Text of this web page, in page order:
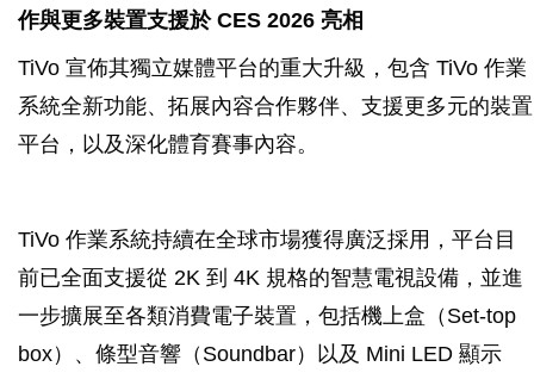
作與更多裝置支援於 CES 2026 亮相
TiVo 宣佈其獨立媒體平台的重大升級，包含 TiVo 作業
系統全新功能、拓展內容合作夥伴、支援更多元的裝置
平台，以及深化體育賽事內容。
TiVo 作業系統持續在全球市場獲得廣泛採用，平台目
前已全面支援從 2K 到 4K 規格的智慧電視設備，並進
一步擴展至各類消費電子裝置，包括機上盒（Set-top
box）、條型音響（Soundbar）以及 Mini LED 顯示